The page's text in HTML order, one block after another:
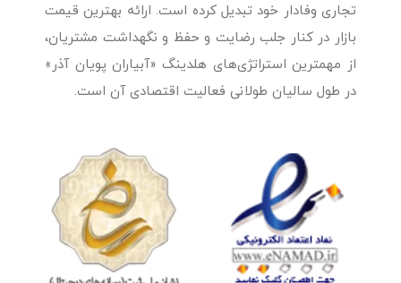
تجاری وفادار خود تبدیل کرده است. ارائه بهترین قیمت
بازار در کنار جلب رضایت و حفظ و نگهداشت مشتریان،
از مهمترین استراتژی‌های هلدینگ «آبیاران پویان آذر»
در طول سالیان طولانی فعالیت اقتصادی آن است.